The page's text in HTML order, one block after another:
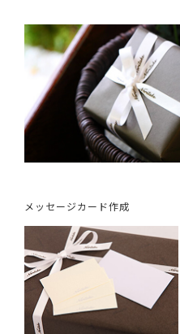
メッセージカード作成